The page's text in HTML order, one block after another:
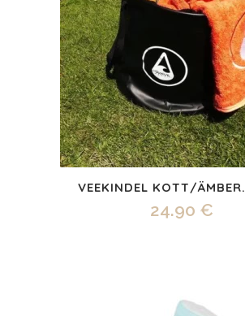
VEEKINDEL KOTT/
24.90 €